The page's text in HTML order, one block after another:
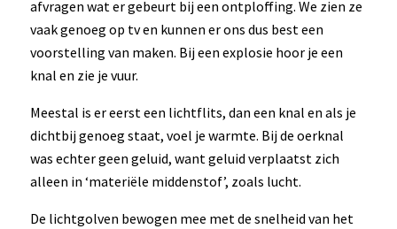
afvragen wat er gebeurt bij een ontploffing. We zien ze
vaak genoeg op tv en kunnen er ons dus best een
voorstelling van maken. Bij een explosie hoor je een
knal en zie je vuur.
Meestal is er eerst een lichtflits, dan een knal en als je
dichtbij genoeg staat, voel je warmte. Bij de oerknal
was echter geen geluid, want geluid verplaatst zich
alleen in ‘materiële middenstof’, zoals lucht.
De lichtgolven bewogen mee met de snelheid van het